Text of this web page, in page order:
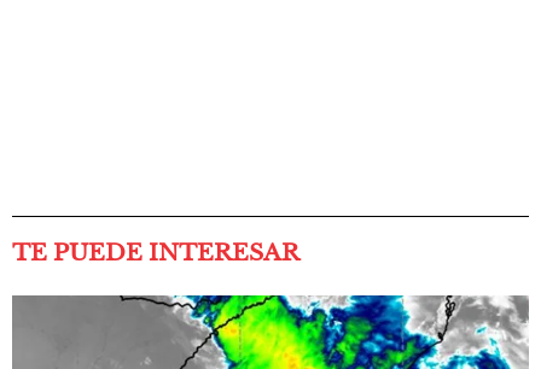
TE PUEDE INTERESAR